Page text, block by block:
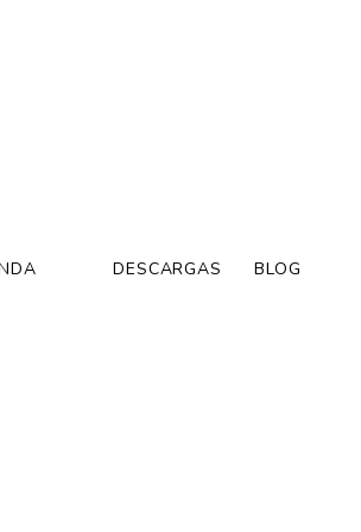
DESCARGAS BLOG